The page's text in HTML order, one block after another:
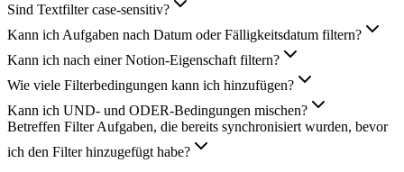
Sind Textfilter case-sensitiv?
Kann ich Aufgaben nach Datum oder Fälligkeitsdatum filtern?
Kann ich nach einer Notion-Eigenschaft filtern?
Wie viele Filterbedingungen kann ich hinzufügen?
Kann ich UND- und ODER-Bedingungen mischen?
Betreffen Filter Aufgaben, die bereits synchronisiert wurden, bevor
ich den Filter hinzugefügt habe?